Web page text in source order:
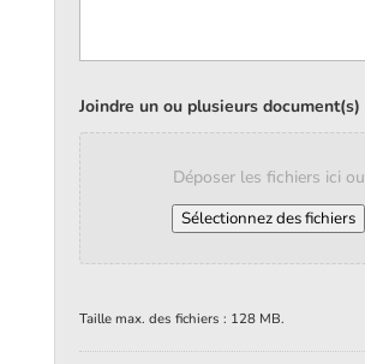
Joindre un ou plusieurs document(s)
Déposer les fichiers ici ou
Sélectionnez des fichiers
Taille max. des fichiers : 128 MB.